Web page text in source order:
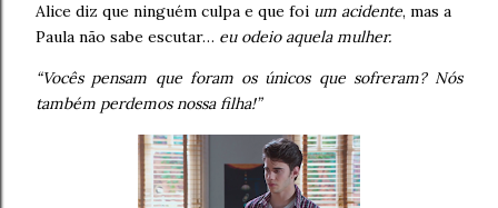
Alice diz que ninguém culpa e que foi um acidente, mas a
Paula não sabe escutar… eu odeio aquela mulher.
“Vocês pensam que foram os únicos que sofreram? Nós
também perdemos nossa filha!”